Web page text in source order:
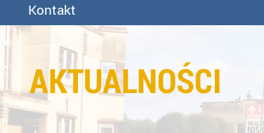
Kontakt
AKTUALNOŚCI